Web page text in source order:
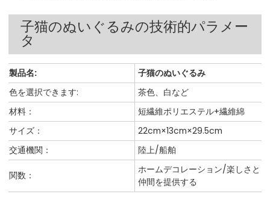
子猫のぬいぐるみの技術的パラメー
タ
製品名:
子猫のぬいぐるみ
色を選択できます:
茶色、白など
材料：
短繊維ポリエステル+繊維綿
サイズ：
22cm×13cm×29.5cm
交通機関：
陸上/船舶
関数：
ホームデコレーション/楽しさと
仲間を提供する